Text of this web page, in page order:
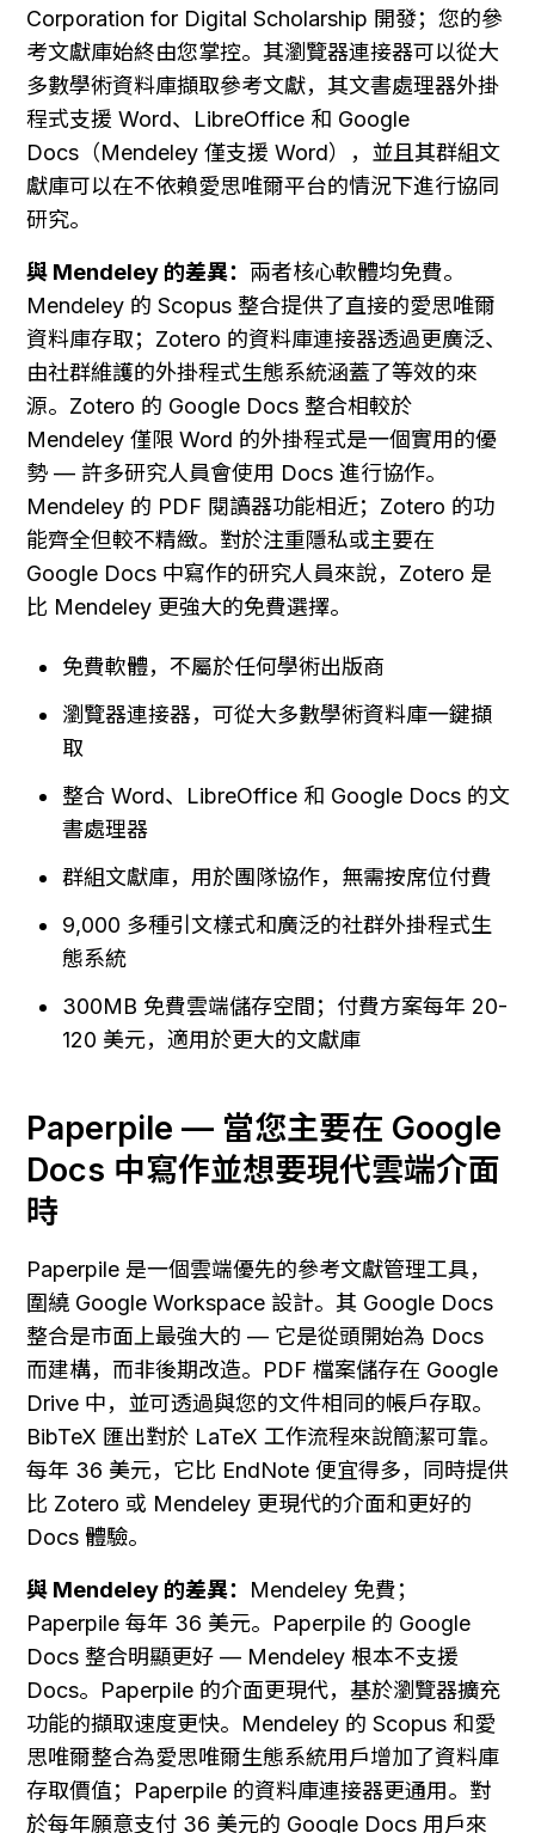
Corporation for Digital Scholarship 開發；您的參
考文獻庫始終由您掌控。其瀏覽器連接器可以從大
多數學術資料庫擷取參考文獻，其文書處理器外掛
程式支援 Word、LibreOffice 和 Google
Docs（Mendeley 僅支援 Word），並且其群組文
獻庫可以在不依賴愛思唯爾平台的情況下進行協同
研究。
與 Mendeley 的差異： 兩者核心軟體均免費。
Mendeley 的 Scopus 整合提供了直接的愛思唯爾
資料庫存取；Zotero 的資料庫連接器透過更廣泛、
由社群維護的外掛程式生態系統涵蓋了等效的來
源。Zotero 的 Google Docs 整合相較於
Mendeley 僅限 Word 的外掛程式是一個實用的優
勢 — 許多研究人員會使用 Docs 進行協作。
Mendeley 的 PDF 閱讀器功能相近；Zotero 的功
能齊全但較不精緻。對於注重隱私或主要在
Google Docs 中寫作的研究人員來說，Zotero 是
比 Mendeley 更強大的免費選擇。
免費軟體，不屬於任何學術出版商
瀏覽器連接器，可從大多數學術資料庫一鍵擷
取
整合 Word、LibreOffice 和 Google Docs 的文
書處理器
群組文獻庫，用於團隊協作，無需按席位付費
9,000 多種引文樣式和廣泛的社群外掛程式生
態系統
300MB 免費雲端儲存空間；付費方案每年 20-
120 美元，適用於更大的文獻庫
Paperpile — 當您主要在 Google
Docs 中寫作並想要現代雲端介面
時
Paperpile 是一個雲端優先的參考文獻管理工具，
圍繞 Google Workspace 設計。其 Google Docs
整合是市面上最強大的 — 它是從頭開始為 Docs
而建構，而非後期改造。PDF 檔案儲存在 Google
Drive 中，並可透過與您的文件相同的帳戶存取。
BibTeX 匯出對於 LaTeX 工作流程來說簡潔可靠。
每年 36 美元，它比 EndNote 便宜得多，同時提供
比 Zotero 或 Mendeley 更現代的介面和更好的
Docs 體驗。
與 Mendeley 的差異： Mendeley 免費；
Paperpile 每年 36 美元。Paperpile 的 Google
Docs 整合明顯更好 — Mendeley 根本不支援
Docs。Paperpile 的介面更現代，基於瀏覽器擴充
功能的擷取速度更快。Mendeley 的 Scopus 和愛
思唯爾整合為愛思唯爾生態系統用戶增加了資料庫
存取價值；Paperpile 的資料庫連接器更通用。對
於每年願意支付 36 美元的 Google Docs 用戶來